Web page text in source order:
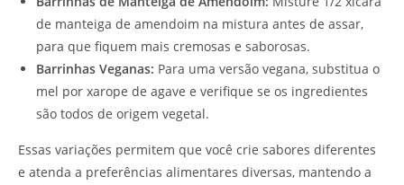
de manteiga de amendoim na mistura antes de assar,
para que fiquem mais cremosas e saborosas.
Barrinhas Veganas: Para uma versão vegana, substitua o
mel por xarope de agave e verifique se os ingredientes
são todos de origem vegetal.
Essas variações permitem que você crie sabores diferentes
e atenda a preferências alimentares diversas, mantendo a